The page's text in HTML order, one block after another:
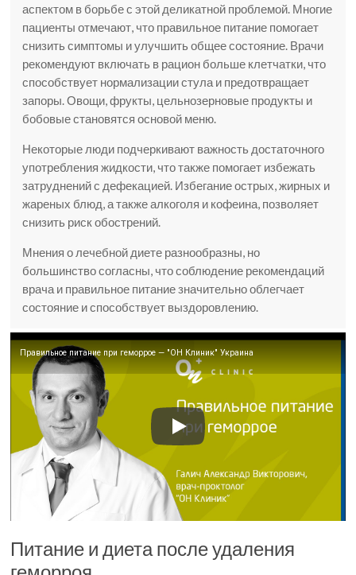
аспектом в борьбе с этой деликатной проблемой. Многие
пациенты отмечают, что правильное питание помогает
снизить симптомы и улучшить общее состояние. Врачи
рекомендуют включать в рацион больше клетчатки, что
способствует нормализации стула и предотвращает
запоры. Овощи, фрукты, цельнозерновые продукты и
бобовые становятся основой меню.
Некоторые люди подчеркивают важность достаточного
употребления жидкости, что также помогает избежать
затруднений с дефекацией. Избегание острых, жирных и
жареных блюд, а также алкоголя и кофеина, позволяет
снизить риск обострений.
Мнения о лечебной диете разнообразны, но
большинство согласны, что соблюдение рекомендаций
врача и правильное питание значительно облегчает
состояние и способствует выздоровлению.
Правильное питание при геморрое — "ОН Клиник" Украина
Питание и диета после удаления